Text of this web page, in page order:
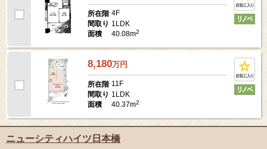
所在階 4F
間取り 1LDK
面積
40.08m2
8,180万円
所在階 11F
間取り 1LDK
面積
40.37m2
ニューシティハイツ日本橋